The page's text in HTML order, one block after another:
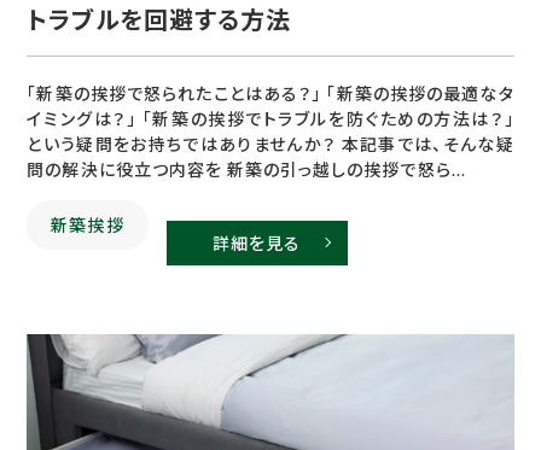
トラブルを回避する方法
「新築の挨拶で怒られたことはある？」 「新築の挨拶の最適なタ
イミングは？」 「新築の挨拶でトラブルを防ぐための方法は？」
という疑問をお持ちではありませんか？ 本記事では、そんな疑
問の解決に役立つ内容を 新築の引っ越しの挨拶で怒ら...
新築挨拶
詳細を見る